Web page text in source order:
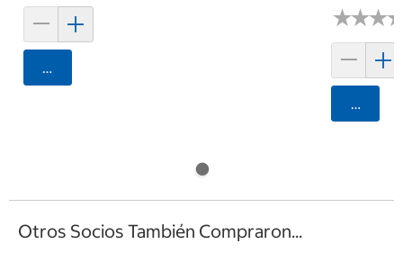
Agregar
★★★
★★★
Otros Socios También Compraron...